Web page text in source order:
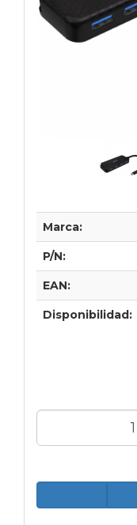
Marca:
P/N:
EAN:
Disponibilidad: